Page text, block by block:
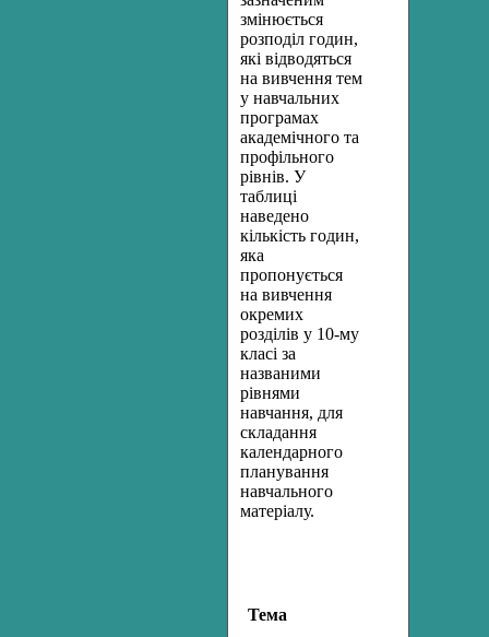
змінюється
розподіл годин,
які відводяться
на вивчення тем
у навчальних
програмах
академічного та
профільного
рівнів. У
таблиці
наведено
кількість годин,
яка
пропонується
на вивчення
окремих
розділів у 10-му
класі за
названими
рівнями
навчання, для
складання
календарного
планування
навчального
матеріалу.
Тема